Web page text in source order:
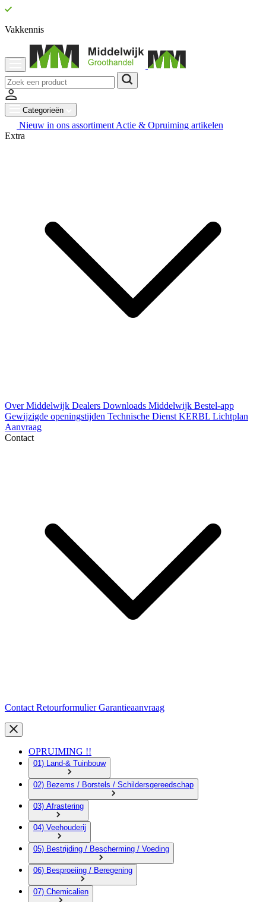
Vakkennis
Categorieën
Nieuw in ons assortiment Actie & Opruiming artikelen
Extra
Over Middelwijk Dealers Downloads Middelwijk Bestel-app
Gewijzigde openingstijden Technische Dienst KERBL Lichtplan
Aanvraag
Contact
Contact RetourformulierGarantieaanvraag
OPRUIMING !!
01) Land-& Tuinbouw
02) Bezems / Borstels / Schildersgereedschap
03) Afrastering
04) Veehouderij
05) Bestrijding / Bescherming / Voeding
06) Besproeiing / Beregening
07) Chemicalien